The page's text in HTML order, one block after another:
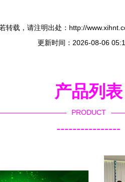
转载，请注明出处：http://
更新时间：2026-08-06
产品列表
PRODUCT
----------------